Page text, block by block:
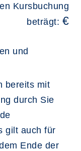
Kursbuchung
beträgt: €
im
und
Browsertab
bereits mit
durch Sie
gilt auch für
Ende der